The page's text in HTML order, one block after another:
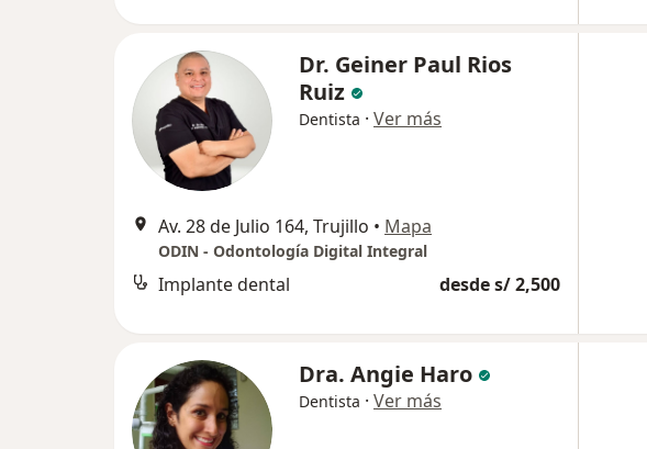
Dr. Geiner Paul Rios
Ruiz
Dentista · Ver más
Av. 28 de Julio 164, Trujillo • Mapa
ODIN - Odontología Digital Integral
Implante dental desde s/ 2,500
Dra. Angie Haro
Dentista · Ver más